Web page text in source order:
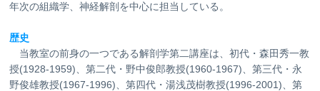
年次の組織学、神経解剖を中心に担当している。
歴史
当教室の前身の一つである解剖学第二講座は、初代・森田秀一教
授(1928-1959)、第二代・野中俊郎教授(1960-1967)、第三代・永
野俊雄教授(1967-1996)、第四代・湯浅茂樹教授(1996-2001)、第